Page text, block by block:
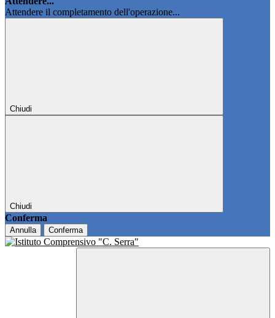
Attendere il completamento dell'operazione...
Chiudi
Chiudi
Conferma
Annulla Conferma